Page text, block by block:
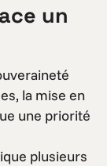
un
la mise en
une priorité
plusieurs